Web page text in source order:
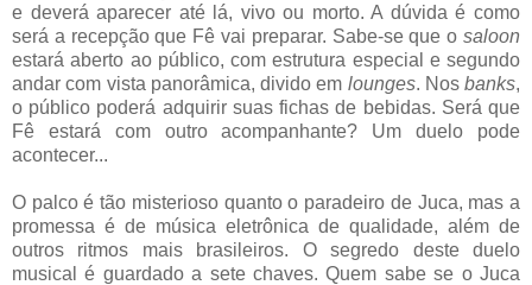
e deverá aparecer até lá, vivo ou morto. A dúvida é como
será a recepção que Fê vai preparar. Sabe-se que o saloon
estará aberto ao público, com estrutura especial e segundo
andar com vista panorâmica, divido em lounges. Nos banks,
o público poderá adquirir suas fichas de bebidas. Será que
Fê estará com outro acompanhante? Um duelo pode
acontecer...
O palco é tão misterioso quanto o paradeiro de Juca, mas a
promessa é de música eletrônica de qualidade, além de
outros ritmos mais brasileiros. O segredo deste duelo
musical é guardado a sete chaves. Quem sabe se o Juca